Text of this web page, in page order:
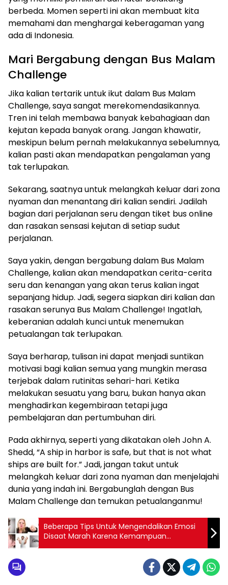
berbeda. Momen seperti ini akan membuat kita
memahami dan menghargai keberagaman yang
ada di Indonesia.
Mari Bergabung dengan Bus Malam
Challenge
Jika kalian tertarik untuk ikut dalam Bus Malam
Challenge, saya sangat merekomendasikannya.
Tren ini telah membawa banyak kebahagiaan dan
kejutan kepada banyak orang. Jangan khawatir,
meskipun belum pernah melakukannya sebelumnya,
kalian pasti akan mendapatkan pengalaman yang
tak terlupakan.
Sekarang, saatnya untuk melangkah keluar dari zona
nyaman dan menantang diri kalian sendiri. Jadilah
bagian dari perjalanan seru dengan tiket bus online
dan rasakan sensasi kejutan di setiap sudut
perjalanan.
Saya yakin, dengan bergabung dalam Bus Malam
Challenge, kalian akan mendapatkan cerita-cerita
seru dan kenangan yang akan terus kalian ingat
sepanjang hidup. Jadi, segera siapkan diri kalian dan
rasakan serunya Bus Malam Challenge! Ingatlah,
keberanian adalah kunci untuk menemukan
petualangan tak terlupakan.
Saya berharap, tulisan ini dapat menjadi suntikan
motivasi bagi kalian semua yang mungkin merasa
terjebak dalam rutinitas sehari-hari. Ketika
melakukan sesuatu yang baru, bukan hanya akan
menghadirkan kegembiraan tetapi juga
pembelajaran dan pertumbuhan diri.
Pada akhirnya, seperti yang dikatakan oleh John A.
Shedd, “A ship in harbor is safe, but that is not what
ships are built for.” Jadi, jangan takut untuk
melangkah keluar dari zona nyaman dan menjelajahi
dunia yang indah ini. Bergabunglah dengan Bus
Malam Challenge dan temukan petualanganmu!
Beberapa Tips Untuk Mengendalikan Emosi
Disaat Marah Karena Kemampuan
Mengendalikan Emosi Dapat Menjadi Ukuran